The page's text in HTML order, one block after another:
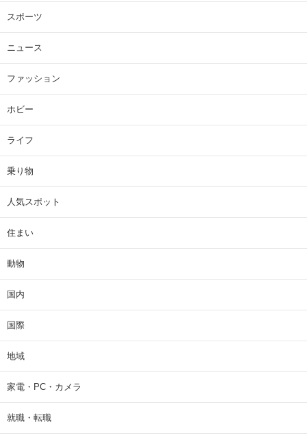
スポーツ
ニュース
ファッション
ホビー
ライフ
乗り物
人気スポット
住まい
動物
国内
国際
地域
家電・PC・カメラ
就職・転職